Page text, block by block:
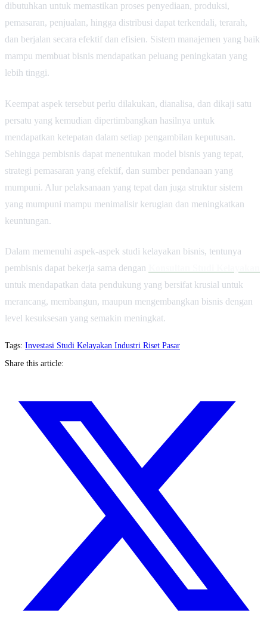
dibutuhkan untuk memastikan proses penyediaan, produksi,
pemasaran, penjualan, hingga distribusi dapat terkendali, terarah,
dan berjalan secara efektif dan efisien. Sistem manajemen yang baik
mampu membuat bisnis mendapatkan peluang peningkatan yang
lebih tinggi.
Keempat aspek tersebut perlu dilakukan, dianalisa, dan dikaji satu
persatu yang kemudian dipertimbangkan hasilnya untuk
mendapatkan ketepatan dalam setiap pengambilan keputusan.
Sehingga pembisnis dapat menentukan model bisnis yang tepat,
strategi pemasaran yang efektif, dan sumber pendanaan yang
mumpuni. Alur pelaksanaan yang tepat dan juga struktur sistem
yang mumpuni mampu menimalisir kerugian dan meningkatkan
keuntungan.
Dalam memenuhi aspek-aspek studi kelayakan bisnis, tentunya
pembisnis dapat bekerja sama dengan
untuk mendapatkan data pendukung yang bersifat krusial untuk
merancang, membangun, maupun mengembangkan bisnis dengan
level kesuksesan yang semakin meningkat.
Tags: Investasi Studi Kelayakan Industri Riset Pasar
Share this article: